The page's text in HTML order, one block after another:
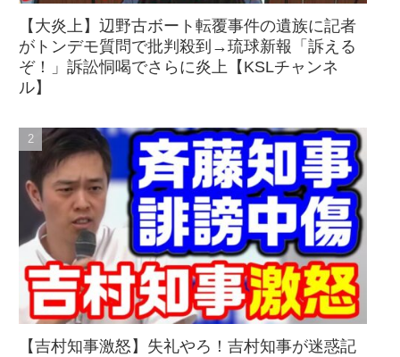
【大炎上】辺野古ボート転覆事件の遺族に記者
がトンデモ質問で批判殺到→琉球新報「訴える
ぞ！」訴訟恫喝でさらに炎上【KSLチャンネ
ル】
【吉村知事激怒】失礼やろ！吉村知事が迷惑記